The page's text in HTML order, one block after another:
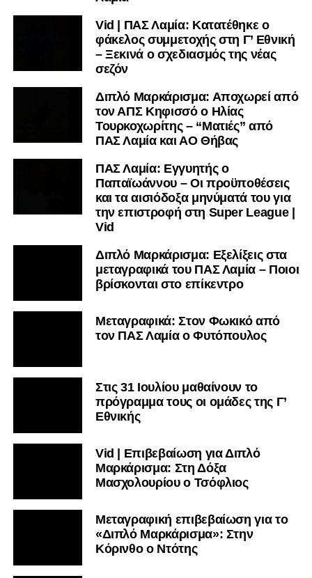
Vid | ΠΑΣ Λαμία: Κατατέθηκε ο
φάκελος συμμετοχής στη Γ’ Εθνική
– Ξεκινά ο σχεδιασμός της νέας
σεζόν
Διπλό Μαρκάρισμα: Αποχωρεί από
τον ΑΠΣ Κηφισσό ο Ηλίας
Τουρκοχωρίτης – “Ματιές” από
ΠΑΣ Λαμία και ΑΟ Θήβας
ΠΑΣ Λαμία: Εγγυητής ο
Παπαϊωάννου – Οι προϋποθέσεις
και τα αισιόδοξα μηνύματά του για
την επιστροφή στη Super League |
Vid
Διπλό Μαρκάρισμα: Εξελίξεις στα
μεταγραφικά του ΠΑΣ Λαμία – Ποιοι
βρίσκονται στο επίκεντρο
Μεταγραφικά: Στον Φωκικό από
τον ΠΑΣ Λαμία ο Φυτόπουλος
Στις 31 Ιουλίου μαθαίνουν το
πρόγραμμα τους οι ομάδες της Γ’
Εθνικής
Vid | Επιβεβαίωση για Διπλό
Μαρκάρισμα: Στη Δόξα
Μασχολουρίου ο Τσόφλιος
Μεταγραφική επιβεβαίωση για το
«Διπλό Μαρκάρισμα»: Στην
Κόρινθο ο Ντότης